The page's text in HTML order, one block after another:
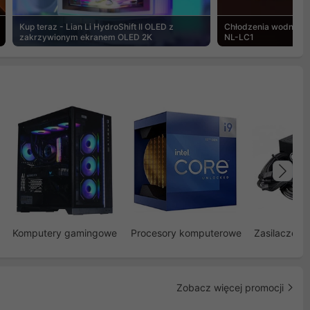
Kup teraz - Lian Li HydroShift II OLED z
zakrzywionym ekranem OLED 2K
Chłodzenia wodne
NL-LC1
Komputery gamingowe Procesory komputerowe Zasilacze
Zobacz więcej promocji